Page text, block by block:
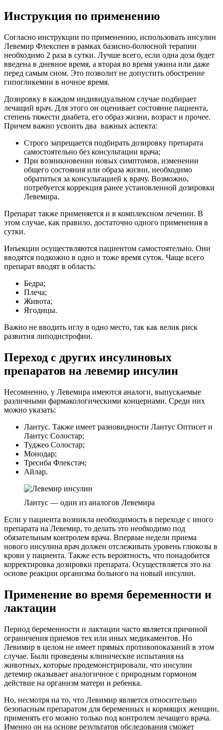
Инструкция по применению
Согласно инструкции по применению, использовать инсулин
Левемир Флекспен в рамках базисно-болюсной терапии
необходимо 2 раза в сутки. Лучше всего, если одна доза будет
введена в дневное время, а вторая во время ужина или даже
перед самым сном. Это позволит не допустить обострение
гипогликемии в ночное время.
Дозировку в каждом индивидуальном случае подбирает
лечащий врач. Для этого он оценивает состояние пациента,
степень тяжести диабета, его образ жизни, возраст и прочее.
Причем важно усвоить два важных аспекта:
Строго запрещается подбирать дозировку препарата
самостоятельно без консультации врача;
При возникновении новых симптомов, изменении
общего состояния или образа жизни, необходимо
обратиться за консультацией к врачу. Возможно,
потребуется коррекция ранее установленной дозировки
Левемира.
Препарат также применяется и в комплексном лечении. В
этом случае, как правило, достаточно одного применения в
сутки.
Инъекции осуществляются пациентом самостоятельно. Они
вводятся подкожно в одно и тоже время суток. Чаще всего
препарат вводят в область:
Бедра;
Плеча;
Живота;
Ягодицы.
Важно не вводить иглу в одно место, так как велик риск
развития липодистрофии.
Переход с других инсулиновых
препаратов на левемир инсулин
Несомненно, у Левемира имеются аналоги, выпускаемые
различными фармакологическими концернами. Среди них
можно указать:
Лантус. Также имеет разновидности Лантус Оптисет и
Лантус Солостар;
Туджео Солостар;
Монодар;
Тресиба Флекстач;
Айлар.
Лантус — один из аналогов Левемира
Если у пациента возникла необходимость в переходе с иного
препарата на Левемир, то делать это необходимо под
обязательным контролем врача. Впервые недели приема
нового инсулина врач должен отслеживать уровень глюкозы в
крови у пациента. Также есть вероятность, что понадобится
корректировка дозировки препарата. Осуществляется это на
основе реакции организма больного на новый инсулин.
Применение во время беременности и
лактации
Период беременности и лактации часто является причиной
ограничения приемов тех или иных медикаментов. Но
Левимир в целом не имеет прямых противопоказаний в этом
случае. Были проведены клинические испытания на
животных, которые продемонстрировали, что инсулин
детемир оказывает аналогичное с природным гормоном
действие на организм матери и ребенка.
Но, несмотря на то, что Левимир является относительно
безопасным препаратом для беременных и кормящих женщин,
применять его можно только под контролем лечащего врача.
Именно он на основе результатов обследования сможет